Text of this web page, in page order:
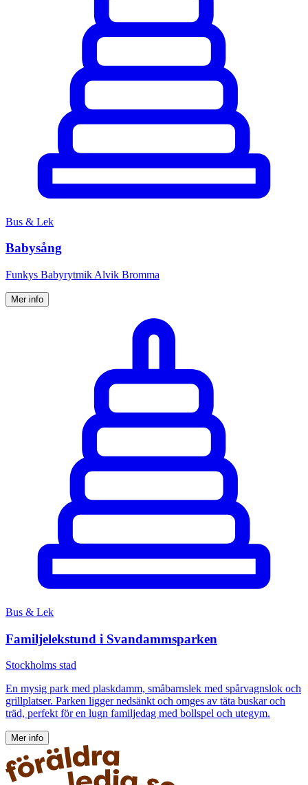
Bus & Lek
Babysång
Funkys Babyrytmik Alvik Bromma
Mer info
Bus & Lek
Familjelekstund i Svandammsparken
Stockholms stad
En mysig park med plaskdamm, småbarnslek med spårvagnslok och
grillplatser. Parken ligger nedsänkt och omges av täta buskar och
träd, perfekt för en lugn familjedag med bollspel och utegym.
Mer info